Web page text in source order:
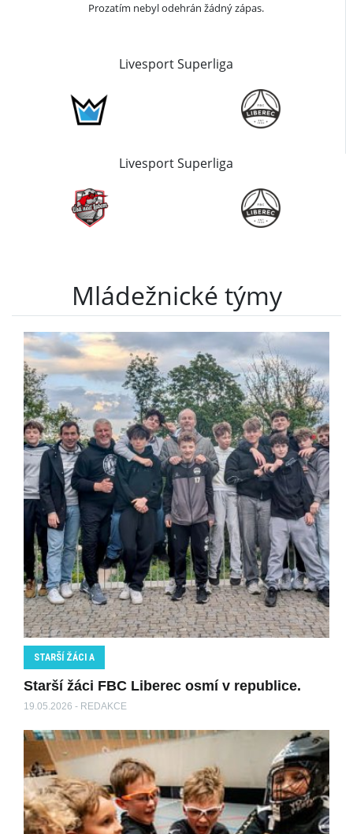
Prozatím nebyl odehrán žádný zápas.
Livesport Superliga
Livesport Superliga
Mládežnické týmy
STARŠÍ ŽÁCI A
Starší žáci FBC Liberec osmí v republice.
19.05.2026 - REDAKCE